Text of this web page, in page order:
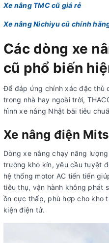
Xe nâng TMC cũ giá rẻ
Xe nâng Nichiyu cũ chính
Các dòng xe
cũ phổ biến
Để đáp ứng chính xác đặc thù
trong nhà hay ngoài trời,
hình xe nâng Nhật bãi tiêu
Xe nâng điện
Dòng xe nâng chạy năng
trường kho kín, yêu cầu tuyệt
hệ thống motor AC tiến tiến
tiêu thụ, vận hành không phát
ồn cực thấp, phù hợp cho kho
kiện điện tử.